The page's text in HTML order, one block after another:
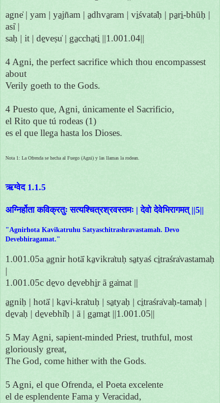
agne̍ | yam | ya̱jñam | a̱dhva̱ram | vi̱śvata̍ḥ | pa̱ri̱-bhūḥ |
asi̍ |
saḥ | it | de̱veṣu̍ | ga̱ccha̱ti̱ ||1.001.04||
4 Agni, the perfect sacrifice which thou encompassest
about
Verily goeth to the Gods.
4 Puesto que, Agni, únicamente el Sacrificio,
el Rito que tú rodeas (1)
es el que llega hasta los Dioses.
Nota 1: La Ofrenda se hecha al Fuego (Agni) y las llamas la rodean.
ऋग्वेद 1.1.5
अग्निर्होता कविक्रतुः सत्यश्चित्रश्रवस्तमः | देवो देवेभिरागमत् ||5||
"Agnirhota Kavikatruhu Satyaschitrashravastamah. Devo
Devebhiragamat."
1.001.05a a̱gnir hotā̍ ka̱vikra̍tuḥ sa̱tyaś ci̱traśra̍vastamaḥ
|
1.001.05c de̱vo de̱vebhi̱r ā ga̍mat ||
a̱gniḥ | hotā̍ | ka̱vi-kra̍tuḥ | sa̱tyaḥ | ci̱traśra̍vaḥ-tamaḥ |
de̱vaḥ | de̱vebhi̍ḥ | ā | ga̱ma̱t ||1.001.05||
5 May Agni, sapient-minded Priest, truthful, most
gloriously great,
The God, come hither with the Gods.
5 Agni, el que Ofrenda, el Poeta excelente
el de esplendente Fama y Veracidad,